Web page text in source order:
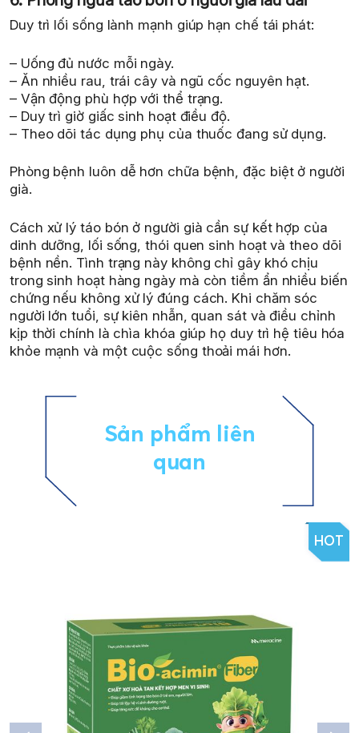
Duy trì lối sống lành mạnh giúp hạn chế tái phát:
– Uống đủ nước mỗi ngày.
– Ăn nhiều rau, trái cây và ngũ cốc nguyên hạt.
– Vận động phù hợp với thể trạng.
– Duy trì giờ giấc sinh hoạt điều độ.
– Theo dõi tác dụng phụ của thuốc đang sử dụng.
Phòng bệnh luôn dễ hơn chữa bệnh, đặc biệt ở người
già.
Cách xử lý táo bón ở người già cần sự kết hợp của
dinh dưỡng, lối sống, thói quen sinh hoạt và theo dõi
bệnh nền. Tình trạng này không chỉ gây khó chịu
trong sinh hoạt hàng ngày mà còn tiềm ẩn nhiều biến
chứng nếu không xử lý đúng cách. Khi chăm sóc
người lớn tuổi, sự kiên nhẫn, quan sát và điều chỉnh
kịp thời chính là chìa khóa giúp họ duy trì hệ tiêu hóa
khỏe mạnh và một cuộc sống thoải mái hơn.
Sản phẩm liên
quan
HOT